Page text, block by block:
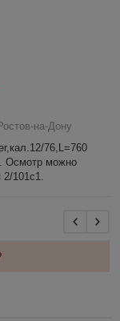
на-Дону
76,L=760
Осмотр можно
2/101с1.